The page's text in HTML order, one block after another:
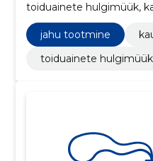
toiduainete hulgimüük,
jahu tootmine
toiduainete hulgimüük